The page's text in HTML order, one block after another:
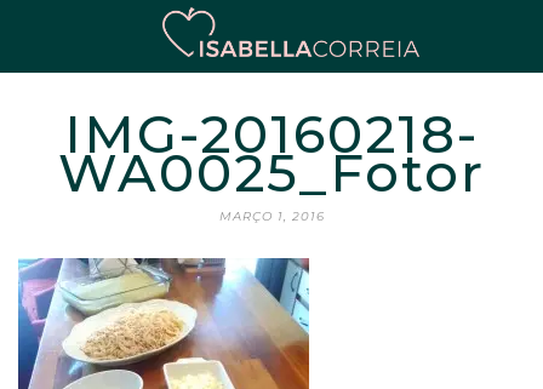
IMG-20160218-
WA0025_Fotor
MARÇO 1, 2016